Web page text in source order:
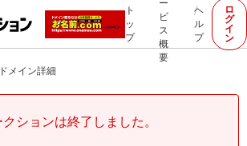
ト
ッ
プ
ー
ビ
ス
概
要
ヘ
ル
プ
ロ
グ
イ
ン
ドメイン詳細
クションは終了しました。